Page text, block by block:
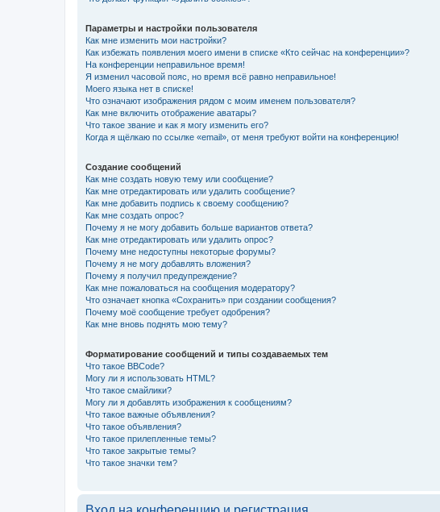
Параметры и настройки пользователя
Как мне изменить мои настройки?
Как избежать появления моего имени в списке «Кто сейчас на конференции»?
На конференции неправильное время!
Я изменил часовой пояс, но время всё равно неправильное!
Моего языка нет в списке!
Что означают изображения рядом с моим именем пользователя?
Как мне включить отображение аватары?
Что такое звание и как я могу изменить его?
Когда я щёлкаю по ссылке «email», от меня требуют войти на конференцию!
Создание сообщений
Как мне создать новую тему или сообщение?
Как мне отредактировать или удалить сообщение?
Как мне добавить подпись к своему сообщению?
Как мне создать опрос?
Почему я не могу добавить больше вариантов ответа?
Как мне отредактировать или удалить опрос?
Почему мне недоступны некоторые форумы?
Почему я не могу добавлять вложения?
Почему я получил предупреждение?
Как мне пожаловаться на сообщения модератору?
Что означает кнопка «Сохранить» при создании сообщения?
Почему моё сообщение требует одобрения?
Как мне вновь поднять мою тему?
Форматирование сообщений и типы создаваемых тем
Что такое BBCode?
Могу ли я использовать HTML?
Что такое смайлики?
Могу ли я добавлять изображения к сообщениям?
Что такое важные объявления?
Что такое объявления?
Что такое прилепленные темы?
Что такое закрытые темы?
Что такое значки тем?